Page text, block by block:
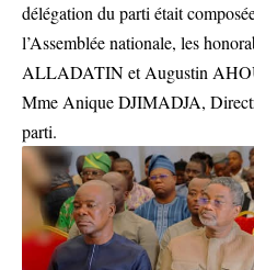
délégation du parti était
l’Assemblée nationale, les
ALLADATIN et Augustin
Mme Anique DJIMADJA,
parti.